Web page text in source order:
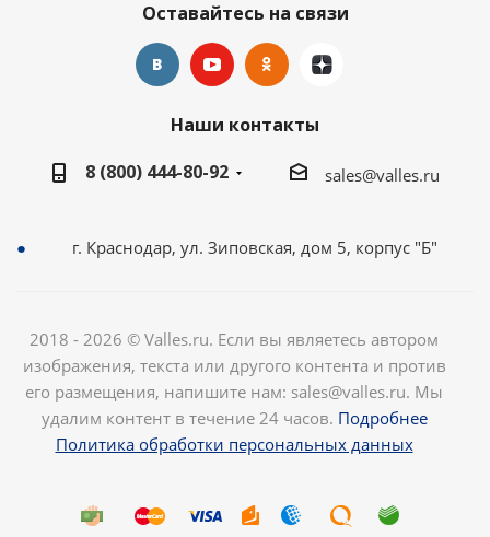
Оставайтесь на связи
Наши контакты
8 (800) 444-80-92
sales@valles.ru
г. Краснодар, ул. Зиповская, дом 5, корпус "Б"
2018 - 2026 © Valles.ru. Если вы являетесь автором
изображения, текста или другого контента и против
его размещения, напишите нам: sales@valles.ru. Мы
удалим контент в течение 24 часов. Подробнее
Политика обработки персональных данных